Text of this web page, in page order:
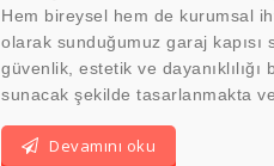
Hem bireysel hem de kurumsal
olarak sunduğumuz garaj kapısı
güvenlik, estetik ve dayanıklılığı
sunacak şekilde tasarlanmakta
Devamını oku